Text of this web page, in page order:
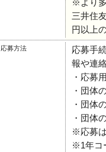
※より
三井住
円以上
応募方法
応募手
報や連
・応募
・団体
・団体
・団体
※応募
※1年コ